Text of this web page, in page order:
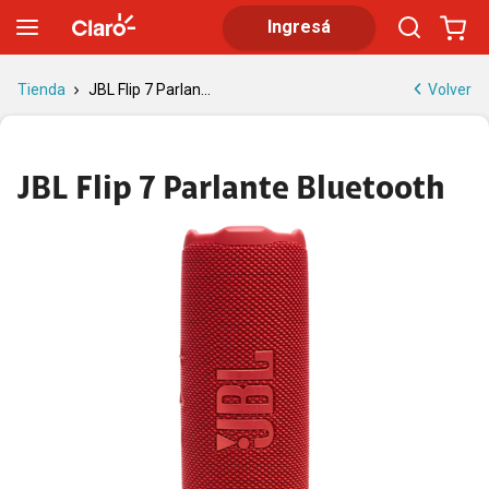
Ingresá
Tienda JBL Flip 7 Parlan... Volver
JBL Flip 7 Parlante Bluetooth
JBL Flip 7 Parlante Bluetooth: sonido Pro con AI Sound Boost